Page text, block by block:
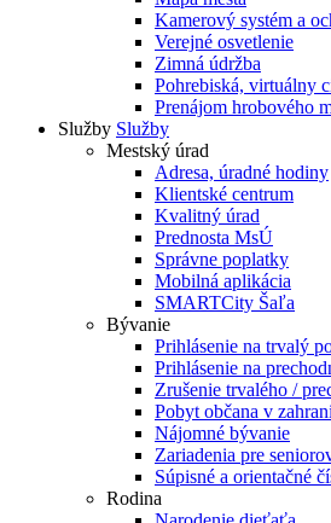
Kamerový systém a
Verejné osvetlenie
Zimná údržba
Pohrebiská, virtuálny
Prenájom hrobového
Služby Služby
Mestský úrad
Adresa, úradné hodiny
Klientské centrum
Kvalitný úrad
Prednosta MsÚ
Správne poplatky
Mobilná aplikácia
SMARTCity Šaľa
Bývanie
Prihlásenie na trvalý
Prihlásenie na
Zrušenie trvalého /
Pobyt občana v
Nájomné bývanie
Zariadenia pre
Súpisné a orientačné
Rodina